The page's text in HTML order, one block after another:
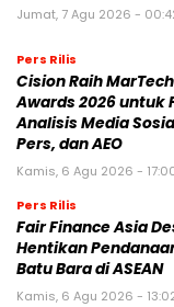
Jumat, 7 Agu 2026 -
Pers Rilis
Cision Raih
Awards 2026 untuk
Analisis Media
Pers, dan AEO
Kamis, 6 Agu 2026 -
Pers Rilis
Fair Finance Asia
Hentikan
Batu Bara di ASEAN
Kamis, 6 Agu 2026 -